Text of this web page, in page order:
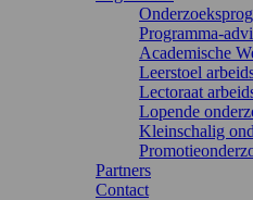
Programma-
Academische
Leerstoel
Lectoraat
Lopende
Kleinschalig
Partners
Contact